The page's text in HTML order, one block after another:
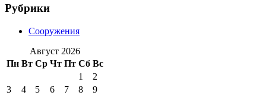
Рубрики
Сооружения
Август 2026
Пн Вт Ср Чт Пт Сб Вс
1
2
3
4 5 6 7 8
9